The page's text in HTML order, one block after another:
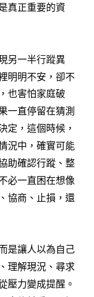
真正重要的資
另一半行蹤異
明明不安，卻不
也害怕家庭破
一直停留在猜測
定，這個時候，
況中，確實可能
助確認行蹤、整
必一直困在想像
協商、止損，還
是讓人以為自己
理解現況、尋求
壓力變成提醒。